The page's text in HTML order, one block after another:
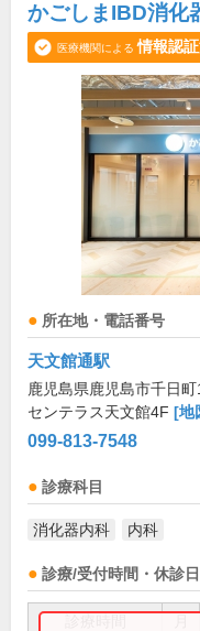
かごしまIBD消化
医療機関による 情報認
所在地・電話番号
天文館通駅
鹿児島県鹿児島市千日町
センテラス天文館4F [地
099-813-7548
診療科目
消化器内科 内科
診療/受付時間・休診日